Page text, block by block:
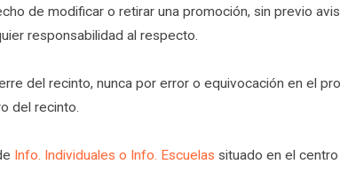
de modificar o retirar una promoción, sin previo
responsabilidad al respecto.
del recinto, nunca por error o equivocación en el
del recinto.
Info. Individuales o Info. Escuelas situado en el